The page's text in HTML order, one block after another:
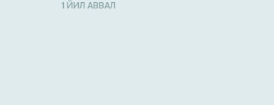
1 ЙИЛ АВВАЛ